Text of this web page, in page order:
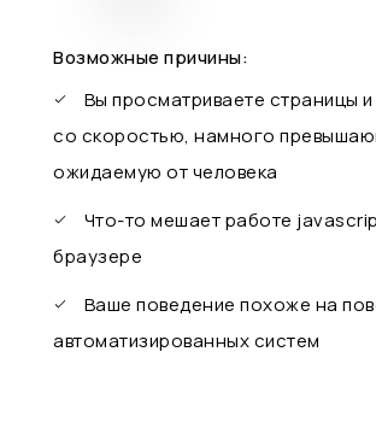
Возможные причины:
Вы просматриваете страницы и
со скоростью, намного
ожидаемую от человека
Что-то мешает работе
браузере
Ваше поведение похоже на
автоматизированных систем